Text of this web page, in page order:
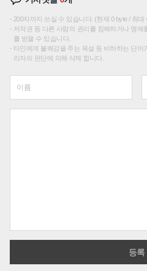
200자까지 쓰실 수 있습니다. (현재 0 byte / 최대
저작권 등 다른 사람의 권리를 침해하거나 명예
를 받을 수 있습니다.
타인에게 불쾌감을 주는 욕설 등 비하하는 단
리자의 판단에 의해 삭제 합니다.